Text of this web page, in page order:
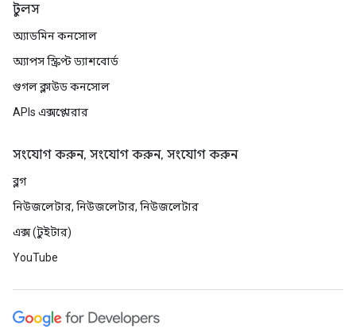
টুলস
অ্যাডমিন কনসোল
অ্যাপস স্ক্রিপ্ট ড্যাশবোর্ড
গুগল ক্লাউড কনসোল
APIs এক্সপ্লোরার
সংযোগ করুন, সংযোগ করুন, সংযোগ করুন
ব্লগ
নিউজলেটার, নিউজলেটার, নিউজলেটার
এক্স (টুইটার)
YouTube